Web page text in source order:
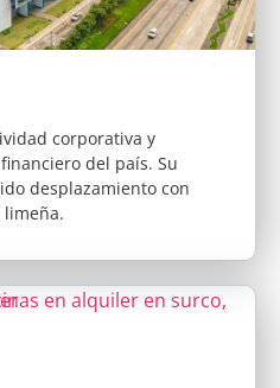
corporativa y
del país. Su
desplazamiento con